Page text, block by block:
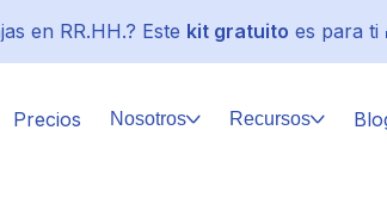
en RR.HH.? Este kit gratuito es para ti
Precios Nosotros Recursos